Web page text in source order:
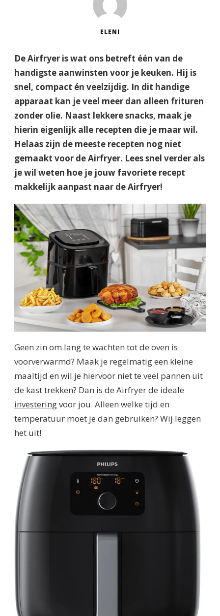
ELENI
De Airfryer is wat ons betreft één van de
handigste aanwinsten voor je keuken. Hij is
snel, compact én veelzijdig. In dit handige
apparaat kan je veel meer dan alleen frituren
zonder olie. Naast lekkere snacks, maak je
hierin eigenlijk alle recepten die je maar wil.
Helaas zijn de meeste recepten nog niet
gemaakt voor de Airfryer. Lees snel verder als
je wil weten hoe je jouw favoriete recept
makkelijk aanpast naar de Airfryer!
Geen zin om lang te wachten tot de oven is
voorverwarmd? Maak je regelmatig een kleine
maaltijd en wil je hiervoor niet te veel pannen uit
de kast trekken? Dan is de Airfryer de ideale
investeringvoor jou. Alleen welke tijd en
temperatuur moet je dan gebruiken? Wij leggen
het uit!